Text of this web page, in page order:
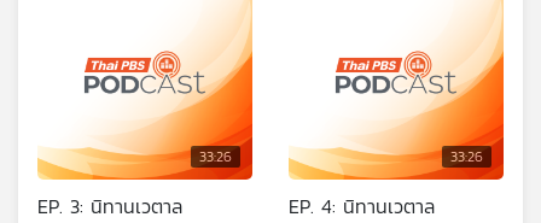
33:26
EP. 3: นิทานเวตาล
33:26
EP. 4: นิทานเวตาล